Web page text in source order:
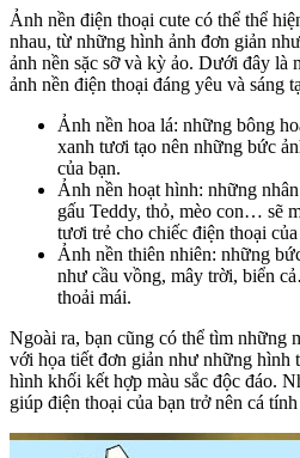
Ảnh nền điện thoại cute có thể thể
nhau, từ những hình ảnh đơn giản
ảnh nền sặc sỡ và kỳ ảo. Dưới đây là
ảnh nền điện thoại đáng yêu và sáng
Ảnh nền hoa lá: những bông
xanh tươi tạo nên những bức
của bạn.
Ảnh nền hoạt hình: những
gấu Teddy, thỏ, mèo con… sẽ
tươi trẻ cho chiếc điện thoại của
Ảnh nền thiên nhiên: những
như cầu vồng, mây trời, biển
thoải mái.
Ngoài ra, bạn cũng có thể tìm những
với họa tiết đơn giản như những hình
hình khối kết hợp màu sắc độc đáo.
giúp điện thoại của bạn trở nên cá